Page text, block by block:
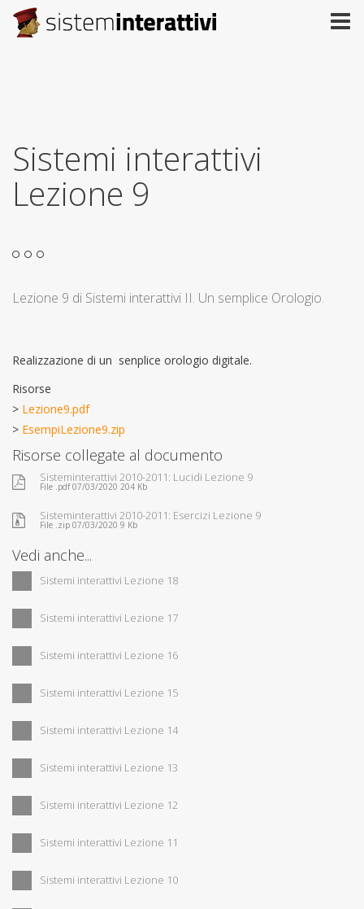
Sistemi interattivi
Lezione 9
Lezione 9 di Sistemi interattivi II. Un semplice Orologio.
Realizzazione di un senplice orologio digitale.
Risorse
> Lezione9.pdf
> EsempiLezione9.zip
Risorse collegate al documento
Sisteminterattivi 2010-2011: Lucidi Lezione 9
File .pdf 07/03/2020 204 Kb
Sisteminterattivi 2010-2011: Esercizi Lezione 9
File .zip 07/03/2020 9 Kb
Vedi anche...
Sistemi interattivi Lezione 18
Sistemi interattivi Lezione 17
Sistemi interattivi Lezione 16
Sistemi interattivi Lezione 15
Sistemi interattivi Lezione 14
Sistemi interattivi Lezione 13
Sistemi interattivi Lezione 12
Sistemi interattivi Lezione 11
Sistemi interattivi Lezione 10